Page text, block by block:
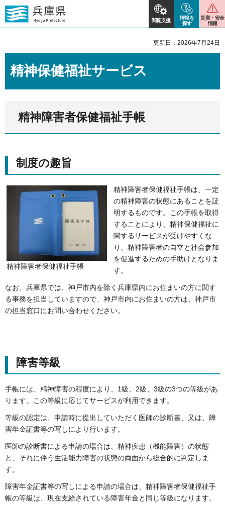
閲覧支援
情報を
探す
災害・安全
情報
更新日：2026年7月24日
精神保健福祉サービス
精神障害者保健福祉手帳
制度の趣旨
精神障害者保健福祉手帳
精神障害者保健福祉手帳は、一定
の精神障害の状態にあることを証
明するものです。この手帳を取得
することにより、精神保健福祉に
関するサービスが受けやすくな
り、精神障害者の自立と社会参加
を促進するための手助けとなりま
す。
なお、兵庫県では、神戸市内を除く兵庫県内にお住まいの方に関す
る事務を担当していますので、神戸市内にお住まいの方は、神戸市
の担当窓口にお問い合わせください。
障害等級
手帳には、精神障害の程度により、1級、2級、3級の3つの等級があ
ります。この等級に応じてサービスが利用できます。
等級の認定は、申請時に提出していただく医師の診断書、又は、障
害年金証書等の写しにより行います。
医師の診断書による申請の場合は、精神疾患（機能障害）の状態
と、それに伴う生活能力障害の状態の両面から総合的に判定しま
す。
障害年金証書等の写しによる申請の場合は、精神障害者保健福祉手
帳の等級は、現在支給されている障害年金と同じ等級になります。